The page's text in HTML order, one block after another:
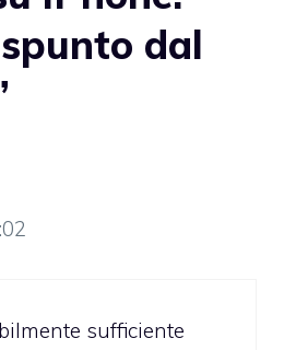
dal
sufficiente